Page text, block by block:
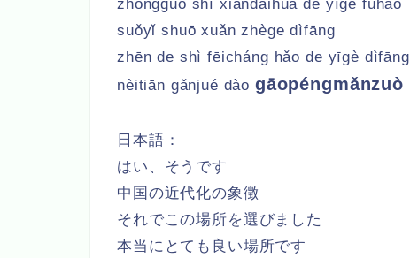
zhōngguó shì xiàndàihuà de yīgè fúhào
suǒyǐ shuō xuǎn zhège dìfāng
zhēn de shì fēicháng hǎo de yīgè dìfāng
nèitiān gǎnjué dào gāopéngmǎnzuò
日本語：
はい、そうです
中国の近代化の象徴
それでこの場所を選びました
本当にとても良い場所です